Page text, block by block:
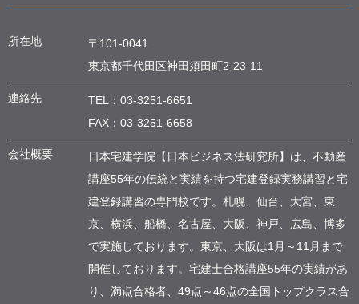
所在地
〒101-0041
東京都千代田区神田須田町2-23-11
連絡先 TEL： 03-3251-6651
FAX：03-3251-6658
会社概要
日本宅建学院【日本ビジネス法研究所】は、不動産
講座55年の伝統と実績を持つ宅建登録実務講習と宅
建登録講習の専門校です。札幌、仙台、大宮、東
京、横浜、船橋、名古屋、大阪、神戸、広島、博多
で実施しております。東京、大阪は1月～11月まで
開催しております。宅建士合格講座55年の実績があ
り、満点合格者、49点～46点の全国トップクラス合